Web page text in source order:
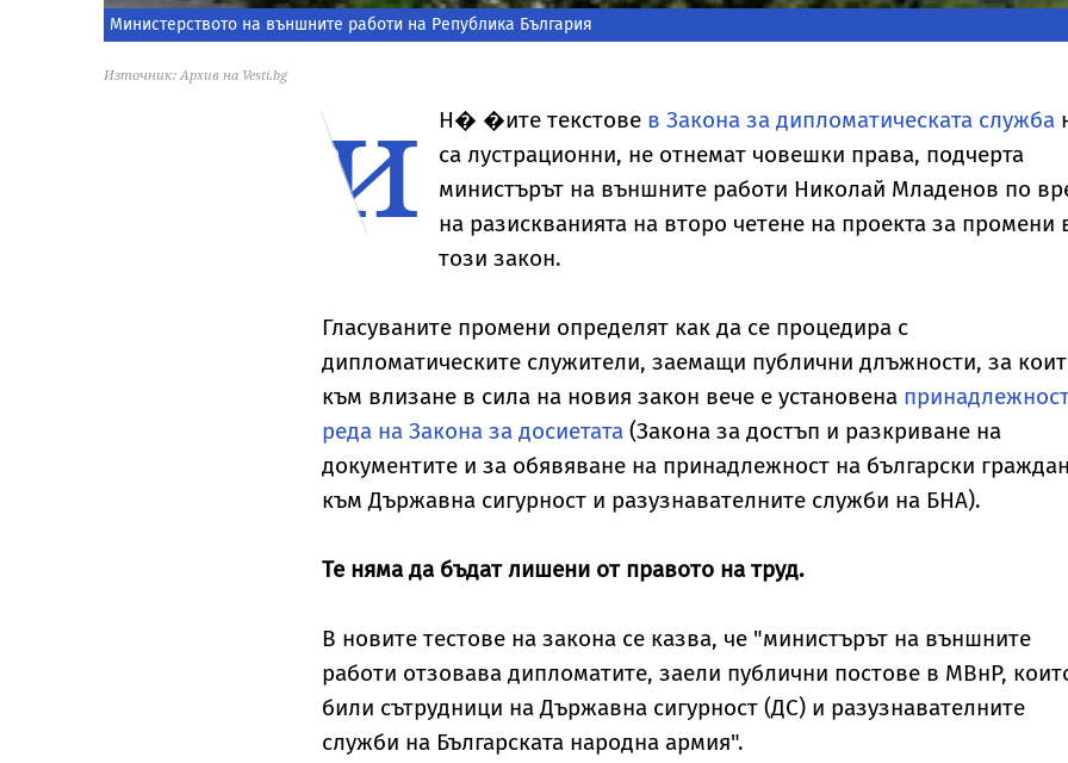
Министерството на външните работи на Република България
Източник: Архив на Vesti.bg
Н�
и �ите текстове в Закона за дипломатическата служба
са лустрационни, не отнемат човешки права, подчерта
министърът на външните работи Николай Младенов по
на разискванията на второ четене на проекта за промени
този закон.
Гласуваните промени определят как да се процедира с
дипломатическите служители, заемащи публични длъжности, за
към влизане в сила на новия закон вече е установена
реда на Закона за досиетата (Закона за достъп и разкриване на
документите и за обявяване на принадлежност на български
към Държавна сигурност и разузнавателните служби на БНА).
Те няма да бъдат лишени от правото на труд.
В новите тестове на закона се казва, че "министърът на външните
работи отзовава дипломатите, заели публични постове в МВнР,
били сътрудници на Държавна сигурност (ДС) и разузнавателните
служби на Българската народна армия".